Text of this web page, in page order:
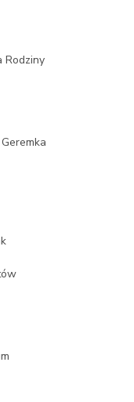
Rodziny